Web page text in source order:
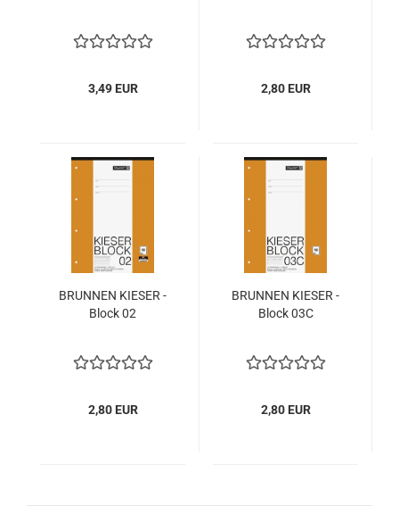
3,49 EUR 2,80 EUR
BRUNNEN KIESER -
Block 02
2,80 EUR
BRUNNEN KIESER -
Block 03C
2,80 EUR